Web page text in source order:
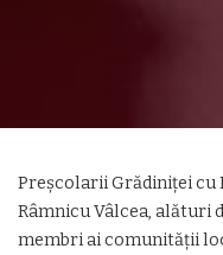
Preșcolarii Grădiniței
Râmnicu Vâlcea, alături
membri ai comunității